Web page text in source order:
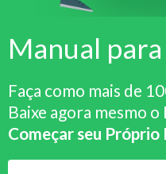
Manual
Faça como mais de
Baixe agora mesmo o
Começar seu Próprio